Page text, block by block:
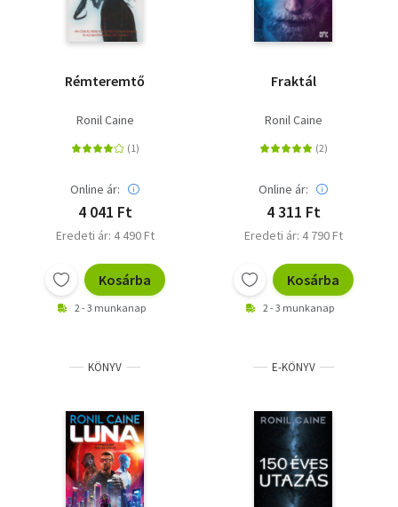
Rémteremtő
Ronil Caine
Online ár:
4 041 Ft
Eredeti ár: 4 490 Ft
Kosárba
2 - 3 munkanap
Fraktál
Ronil Caine
Online ár:
4 311 Ft
Eredeti ár: 4 790 Ft
Kosárba
2 - 3 munkanap
KÖNYV E-KÖNYV